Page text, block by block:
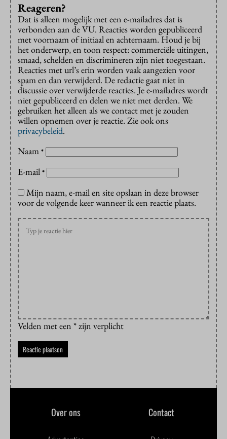
Reageren?
Dat is alleen mogelijk met een e-mailadres dat is
verbonden aan de VU. Reacties worden gepubliceerd
met voornaam of initiaal en achternaam. Houd je bij
het onderwerp, en toon respect: commerciële uitingen,
smaad, schelden en discrimineren zijn niet toegestaan.
Reacties met url’s erin worden vaak aangezien voor
spam en dan verwijderd. De redactie gaat niet in
discussie over verwijderde reacties. Je e-mailadres wordt
niet gepubliceerd en delen we niet met derden. We
gebruiken het alleen als we contact met je zouden
willen opnemen over je reactie. Zie ook ons
privacybeleid.
Naam *
E-mail *
Mijn naam, e-mail en site opslaan in deze browser
voor de volgende keer wanneer ik een reactie plaats.
Velden met een * zijn verplicht
Over ons Contact